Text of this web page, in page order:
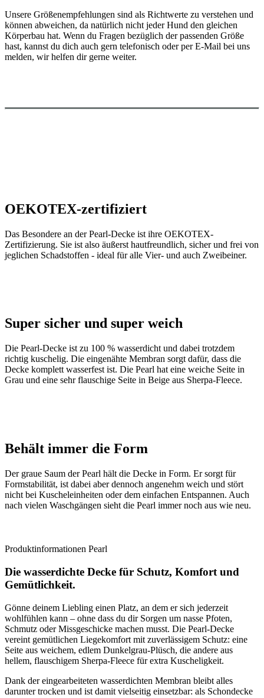
Unsere Größenempfehlungen sind als Richtwerte zu verstehen und
können abweichen, da natürlich nicht jeder Hund den gleichen
Körperbau hat. Wenn du Fragen bezüglich der passenden Größe
hast, kannst du dich auch gern telefonisch oder per E-Mail bei uns
melden, wir helfen dir gerne weiter.
OEKOTEX-zertifiziert
Das Besondere an der Pearl-Decke ist ihre OEKOTEX-
Zertifizierung. Sie ist also äußerst hautfreundlich, sicher und frei von
jeglichen Schadstoffen - ideal für alle Vier- und auch Zweibeiner.
Super sicher und super weich
Die Pearl-Decke ist zu 100 % wasserdicht und dabei trotzdem
richtig kuschelig. Die eingenähte Membran sorgt dafür, dass die
Decke komplett wasserfest ist. Die Pearl hat eine weiche Seite in
Grau und eine sehr flauschige Seite in Beige aus Sherpa-Fleece.
Behält immer die Form
Der graue Saum der Pearl hält die Decke in Form. Er sorgt für
Formstabilität, ist dabei aber dennoch angenehm weich und stört
nicht bei Kuscheleinheiten oder dem einfachen Entspannen. Auch
nach vielen Waschgängen sieht die Pearl immer noch aus wie neu.
Produktinformationen Pearl
Die wasserdichte Decke für Schutz, Komfort und
Gemütlichkeit.
Gönne deinem Liebling einen Platz, an dem er sich jederzeit
wohlfühlen kann – ohne dass du dir Sorgen um nasse Pfoten,
Schmutz oder Missgeschicke machen musst. Die Pearl-Decke
vereint gemütlichen Liegekomfort mit zuverlässigem Schutz: eine
Seite aus weichem, edlem Dunkelgrau-Plüsch, die andere aus
hellem, flauschigem Sherpa-Fleece für extra Kuscheligkeit.
Dank der eingearbeiteten wasserdichten Membran bleibt alles
darunter trocken und ist damit vielseitig einsetzbar: als Schondecke